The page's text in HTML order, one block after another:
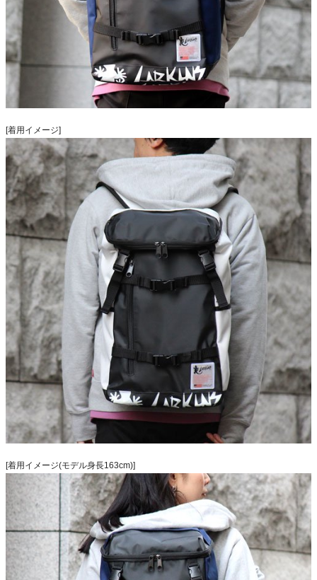
[着用イメージ]
[着用イメージ(モデル身長163cm)]